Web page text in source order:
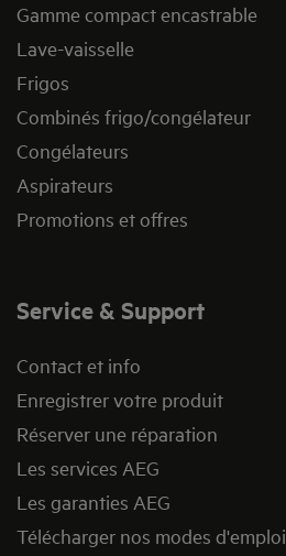
Gamme compact encastrable
Lave-vaisselle
Frigos
Combinés frigo/congélateur
Congélateurs
Aspirateurs
Promotions et offres
Service & Support
Contact et info
Enregistrer votre produit
Réserver une réparation
Les services AEG
Les garanties AEG
Télécharger nos modes d'emploi